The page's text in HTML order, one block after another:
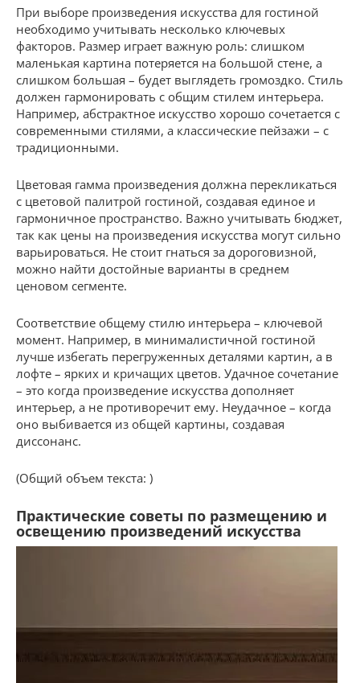
При выборе произведения искусства для гостиной
необходимо учитывать несколько ключевых
факторов. Размер играет важную роль: слишком
маленькая картина потеряется на большой стене, а
слишком большая – будет выглядеть громоздко. Стиль
должен гармонировать с общим стилем интерьера.
Например, абстрактное искусство хорошо сочетается с
современными стилями, а классические пейзажи – с
традиционными.
Цветовая гамма произведения должна перекликаться
с цветовой палитрой гостиной, создавая единое и
гармоничное пространство. Важно учитывать бюджет,
так как цены на произведения искусства могут сильно
варьироваться. Не стоит гнаться за дороговизной,
можно найти достойные варианты в среднем
ценовом сегменте.
Соответствие общему стилю интерьера – ключевой
момент. Например, в минималистичной гостиной
лучше избегать перегруженных деталями картин, а в
лофте – ярких и кричащих цветов. Удачное сочетание
– это когда произведение искусства дополняет
интерьер, а не противоречит ему. Неудачное – когда
оно выбивается из общей картины, создавая
диссонанс.
(Общий объем текста: )
Практические советы по размещению и
освещению произведений искусства